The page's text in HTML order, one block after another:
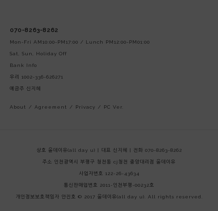
070-8263-8262
Mon-Fri AM10:00-PM17:00 / Lunch PM12:00-PM01:00
Sat, Sun, Holiday Off
Bank Info
우리 1002-336-626271
예금주 신지혜
About / Agreement / Privacy / PC Ver.
상호 올데이유(all day u) | 대표 신지혜 | 전화 070-8263-8262
주소 인천광역시 부평구 청천동 cj청천 중앙대리점 올데이유
사업자번호 122-26-43634
통신판매업번호 2011-인천부평-00232호
개인정보보호책임자 안진호 © 2017 올데이유(all day u). All rights reserved.